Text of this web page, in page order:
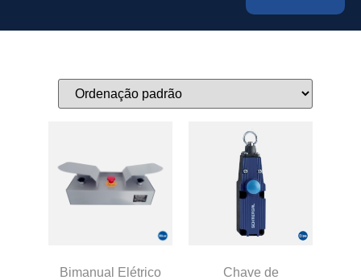
Bimanual Elétrico
Chave de